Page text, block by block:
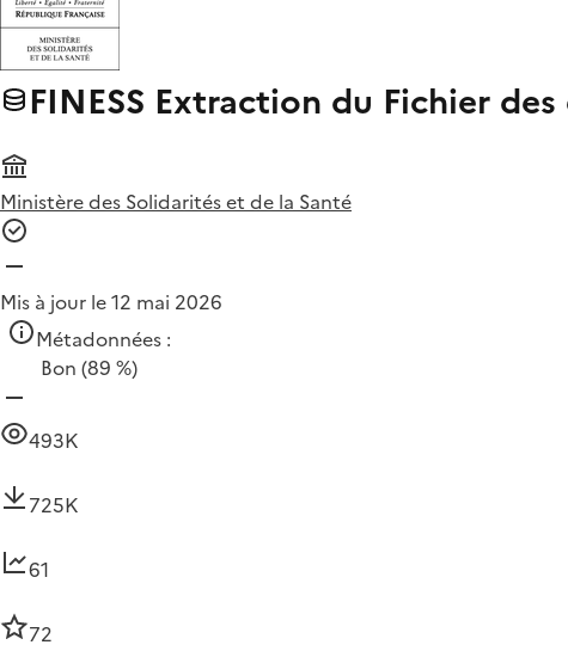
FINESS Extraction du Fichier
Ministère des Solidarités et de la Santé
Mis à jour le 12 mai 2026
Métadonnées :
Bon (89 %)
493K
725K
61
72